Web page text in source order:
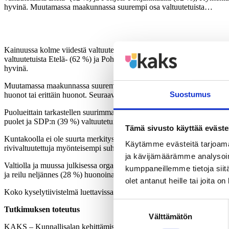
Suostumus
Tämä sivusto käyttää
Käytämme evästeitä
ja kävijämäärämme
kumppaneillemme tietoja
olet antanut heille tai joita
Välttämätön
hyvinä. Muutamassa maakunnassa suurempi osa valtuutetuista…
Kainuussa kolme viidestä valtuutetusta (62 %) kokee valmiudet
valtuutetuista Etelä- (62 %) ja Pohjois-Pohjanmaalla (52 %),
hyvinä.
Muutamassa maakunnassa suurempi osa valtuutetuista kokee
huonot tai erittäin huonot. Seuraavaksi heikoimmat valmiudet
Puolueittain tarkastellen suurimmat valmiudet uudistuksen
puolet ja SDP:n (39 %) valtuutetuista kaksi viidestä pitää valmiuksia
Kuntakoolla ei ole suurta merkitystä suhtautumisessa. Alle 6 000
rivivaltuutettuja myönteisempi suhtautuminen valmiuksiin.
Valtiolla ja muussa julkisessa organisaatiossa työskentelevät
ja reilu neljännes (28 %) huonoina.
Koko kyselytiivistelmä luettavissa
Tutkimuksen toteutus
KAKS – Kunnallisalan kehittämissäätiön valtuutettukyselyn toteutti